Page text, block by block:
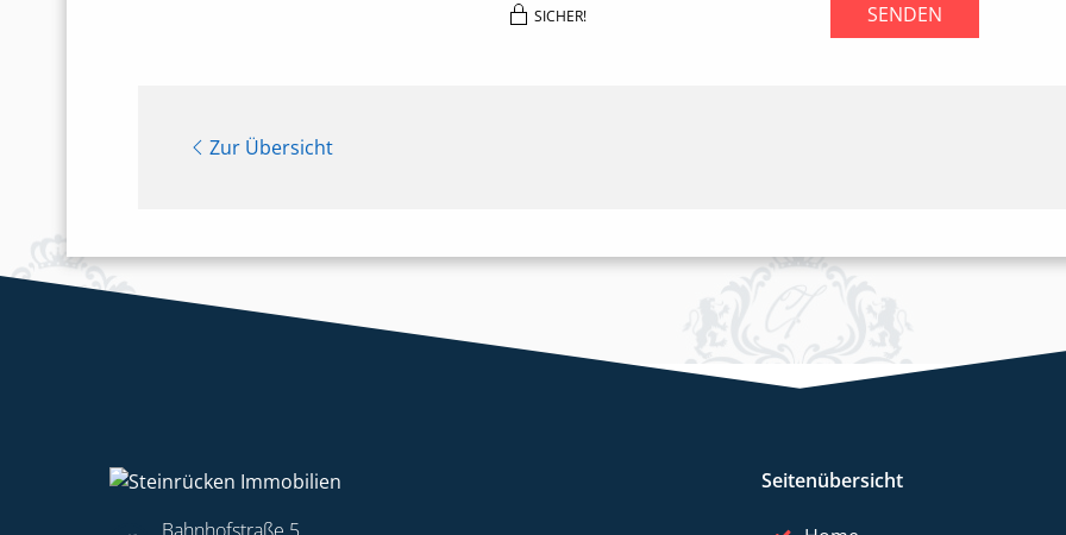
SICHER! SENDEN
Zur Übersicht
Seitenübersicht